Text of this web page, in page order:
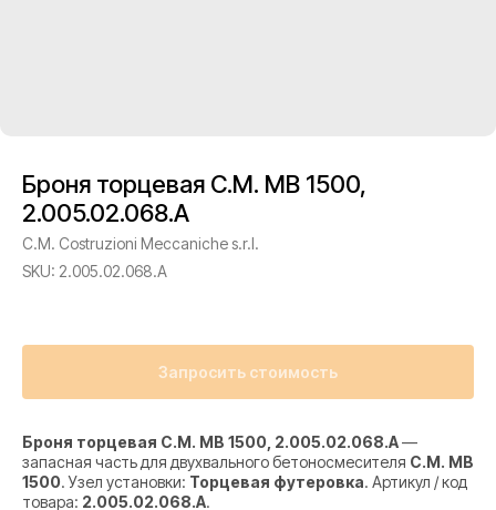
Броня торцевая C.M. MB 1500,
2.005.02.068.A
C.M. Costruzioni Meccaniche s.r.l.
SKU: 2.005.02.068.A
Запросить стоимость
Броня торцевая C.M. MB 1500, 2.005.02.068.A—
запасная часть для двухвального бетоносмесителя C.M. MB
1500. Узел установки: Торцевая футеровка. Артикул / код
товара: 2.005.02.068.A.